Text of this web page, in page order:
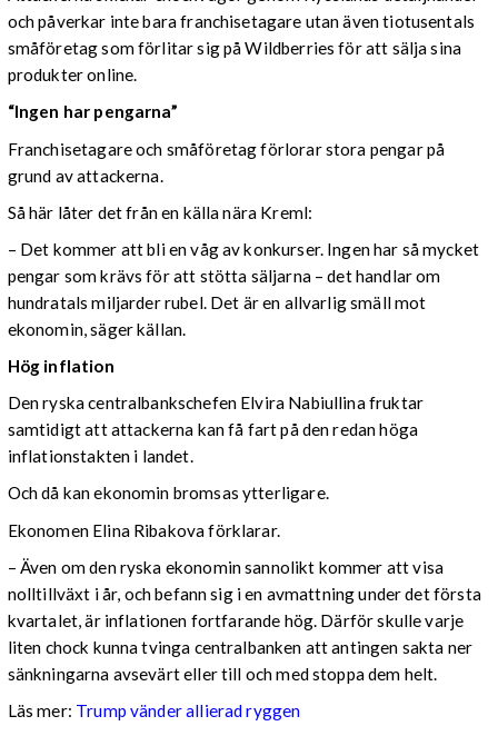
och påverkar inte bara franchisetagare utan även tiotusentals
småföretag som förlitar sig på Wildberries för att sälja sina
produkter online.
“Ingen har pengarna”
Franchisetagare och småföretag förlorar stora pengar på
grund av attackerna.
Så här låter det från en källa nära Kreml:
– Det kommer att bli en våg av konkurser. Ingen har så mycket
pengar som krävs för att stötta säljarna – det handlar om
hundratals miljarder rubel. Det är en allvarlig smäll mot
ekonomin, säger källan.
Hög inflation
Den ryska centralbankschefen Elvira Nabiullina fruktar
samtidigt att attackerna kan få fart på den redan höga
inflationstakten i landet.
Och då kan ekonomin bromsas ytterligare.
Ekonomen Elina Ribakova förklarar.
– Även om den ryska ekonomin sannolikt kommer att visa
nolltillväxt i år, och befann sig i en avmattning under det första
kvartalet, är inflationen fortfarande hög. Därför skulle varje
liten chock kunna tvinga centralbanken att antingen sakta ner
sänkningarna avsevärt eller till och med stoppa dem helt.
Läs mer: Trump vänder allierad ryggen